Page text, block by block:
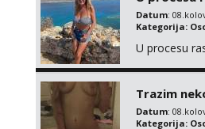
Datum:
Kategorija:
U procesu
Trazim
Datum:
Kategorija: